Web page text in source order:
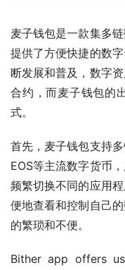
麦子钱包是一款集多
提供了方便快捷的数
断发展和普及，数字
合约，而麦子钱包的
式。
首先，麦子钱包支持
EOS等主流数字货币
频繁切换不同的应用
便地查看和控制自己
的繁琐和不便。
Bither app offers